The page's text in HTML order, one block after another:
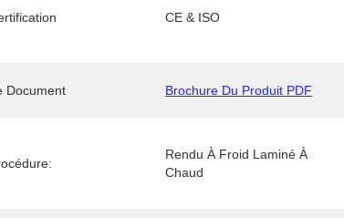
CE & ISO
Document Brochure Du Produit PDF
Rendu À Froid Laminé À
Chaud